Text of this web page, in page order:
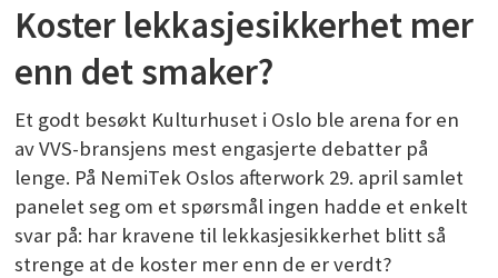
Koster lekkasjesikkerhet mer
enn det smaker?
Et godt besøkt Kulturhuset i Oslo ble arena for en
av VVS-bransjens mest engasjerte debatter på
lenge. På NemiTek Oslos afterwork 29. april samlet
panelet seg om et spørsmål ingen hadde et enkelt
svar på: har kravene til lekkasjesikkerhet blitt så
strenge at de koster mer enn de er verdt?